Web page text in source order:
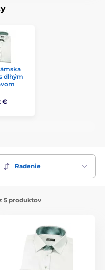
dlhým
€
Radenie
5 produktov